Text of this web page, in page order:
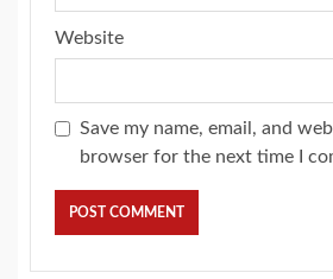
Website
Save my name, email, and
browser for the next time I